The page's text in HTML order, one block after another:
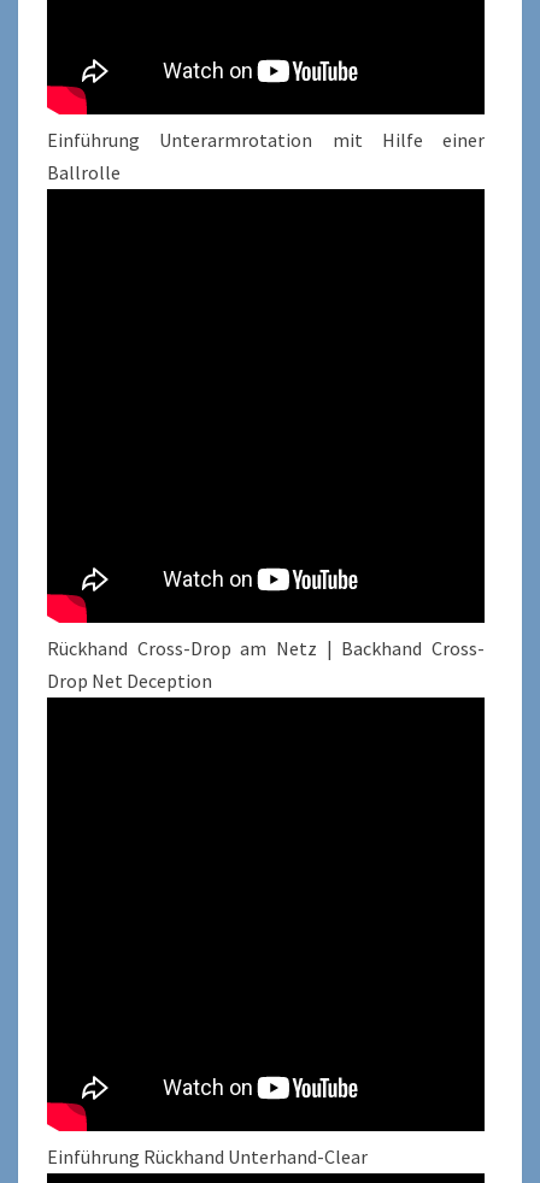
Einführung Unterarmrotation mit Hilfe einer
Ballrolle
Rückhand Cross-Drop am Netz | Backhand Cross-
Drop Net Deception
Einführung Rückhand Unterhand-Clear